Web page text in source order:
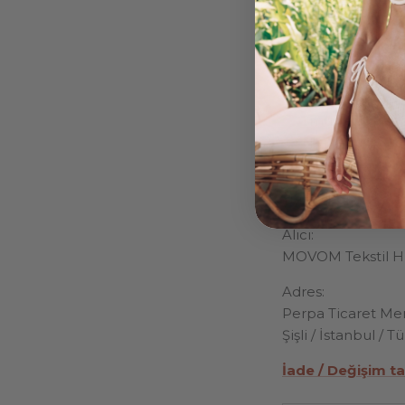
Açılan
açıklama
istiyorsanız
Türkiye içi
gönderin.
müşteriye
Paketin
unutmayın.
Yurtiçi Kargo
Alıcı:
MOVOM Tekstil
Adres:
Perpa Ticaret
Şişli / İstanbul /
İade / Değişim